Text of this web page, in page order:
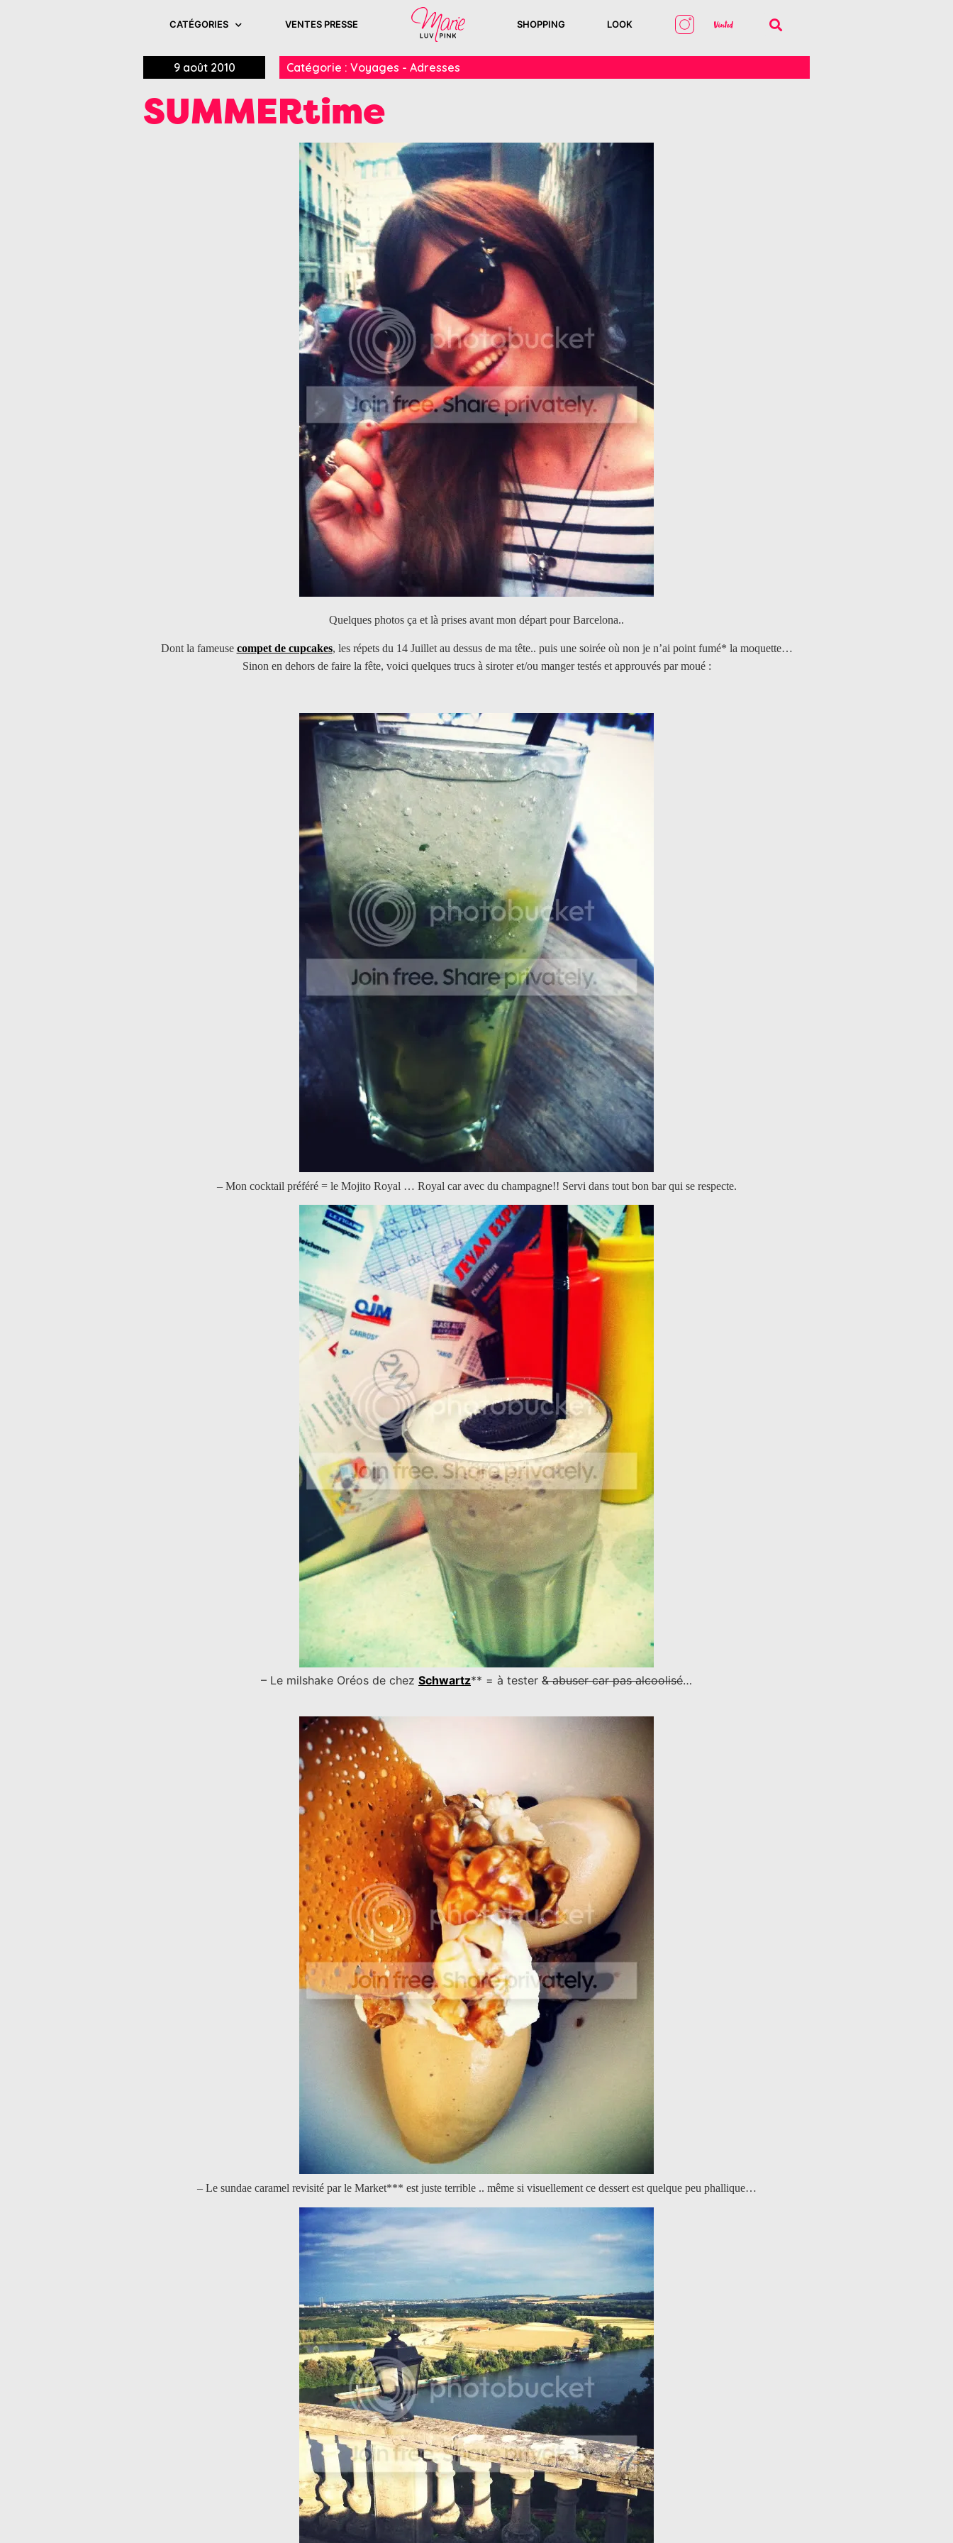
CATÉGORIES VENTES PRESSE SHOPPING LOOK
9 août 2010 Catégorie : Voyages - Adresses
SUMMERtime
Quelques photos ça et là prises avant mon départ pour Barcelona..
Dont la fameuse compet de cupcakes, les répets du 14 Juillet au dessus de ma tête.. puis une soirée où non je n’ai point fumé* la moquette…
Sinon en dehors de faire la fête, voici quelques trucs à siroter et/ou manger testés et approuvés par moué :
– Mon cocktail préféré = le Mojito Royal … Royal car avec du champagne!! Servi dans tout bon bar qui se respecte.
– Le milshake Oréos de chez Schwartz** = à tester & abuser car pas alcoolisé…
– Le sundae caramel revisité par le Market*** est juste terrible .. même si visuellement ce dessert est quelque peu phallique…